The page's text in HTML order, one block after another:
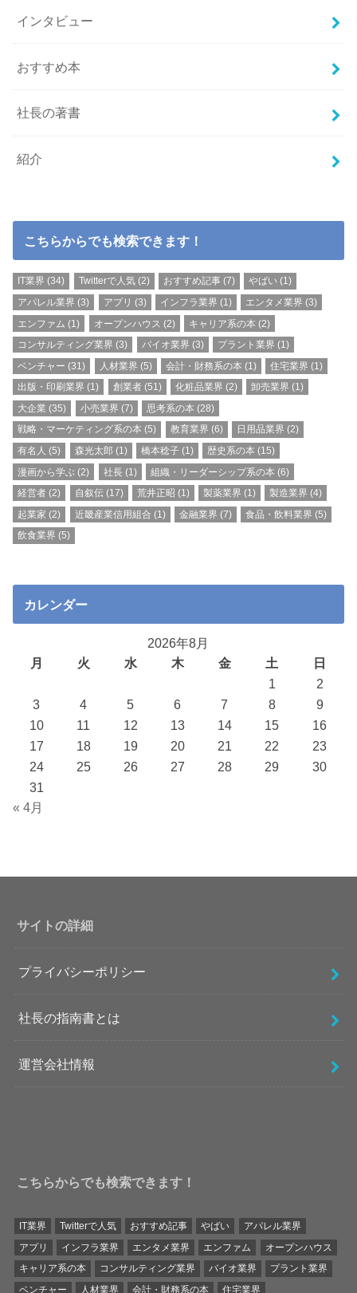
インタビュー
おすすめ本
社長の著書
紹介
こちらからでも検索できます！
IT業界 (34) Twitterで人気(2) おすすめ記事(7) やばい (1)
アパレル業界 (3) アプリ (3) インフラ業界 (1) エンタメ業界 (3)
エンファム (1) オープンハウス (2) キャリア系の本 (2)
コンサルティング業界 (3) バイオ業界 (3) プラント業界 (1)
ベンチャー (31) 人材業界 (5) 会計・財務系の本 (1) 住宅業界 (1)
出版・印刷業界 (1) 創業者(51) 化粧品業界 (2) 卸売業界 (1)
大企業 (35) 小売業界 (7) 思考系の本 (28)
戦略・マーケティング系の本 (5) 教育業界 (6) 日用品業界 (2)
有名人 (5) 森光太郎 (1) 橋本稔子(1) 歴史系の本 (15)
漫画から学ぶ (2) 社長(1) 組織・リーダーシップ系の本 (6)
経営者 (2) 自叙伝(17) 荒井正昭 (1) 製薬業界 (1) 製造業界 (4)
起業家 (2) 近畿産業信用組合 (1) 金融業界 (7) 食品・飲料業界 (5)
飲食業界 (5)
カレンダー
2026年8月
月
火 水 木 金 土
日
1
2
3
4 5 6 7 8
9
10
11 12 13 14 15
16
17
18 19 20 21 22
23
24
25 26 27 28 29
30
31
« 4月
サイトの詳細
プライバシーポリシー
社長の指南書とは
運営会社情報
こちらからでも検索できます！
IT業界 Twitterで人気 おすすめ記事 やばい
アパレル業界
アプリ
インフラ業界 エンタメ業界 エンファム
オープンハウス
キャリア系の本
コンサルティング業界 バイオ業界
プラント業界
ベンチャー
人材業界 会計・財務系の本 住宅業界